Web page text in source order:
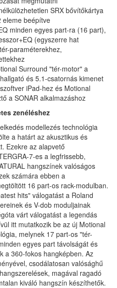
SRX bővítőkártya
eleme beépítve
minden egyes part-ra (16 part),
(egyszerre hat
paraméterekhez,
Surround "tér-motor" a
és 5.1-csatornás kimenet
iPad-hez és Motional
a SONAR alkalmazáshoz
zenéléshez
modellezés technológia
a határt az akusztikus és
Ezekre az alapvető
7-es a legfrissebb,
hangszínek valóságos
számára ebben a
16 part-os rack-modulban.
hits" válogatást a Roland
és V-dob moduljainak
várt válogatást a legendás
itt mutatkozik be az új Motional
melynek 17 part-os "tér-
egyes part távolságát és
a 360-fokos hangképben. Az
csodálatosan valósághű
magával ragadó
kiváló hangszín készíthetők.